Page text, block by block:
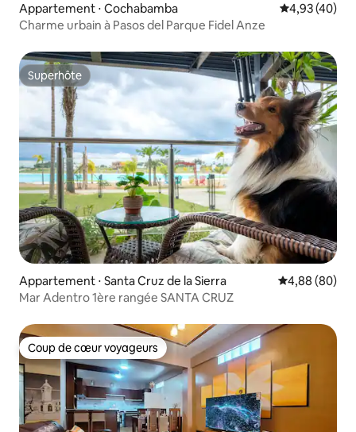
Appartement ⋅ Cochabamba Évaluation
4,93 (40)
Charme urbain à Pasos del Parque Fidel Anze
Superhôte
Superhôte
Appartement ⋅ Santa Cruz de la Sierra Évaluation
4,88 (80)
Mar Adentro 1ère rangée SANTA CRUZ
Coup de cœur voyageurs
Coup de cœur voyageurs